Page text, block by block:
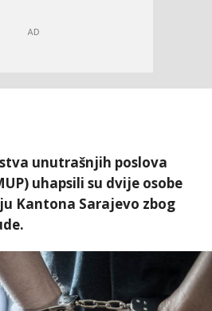
unutrašnjih poslova
uhapsili su dvije osobe
Kantona Sarajevo zbog